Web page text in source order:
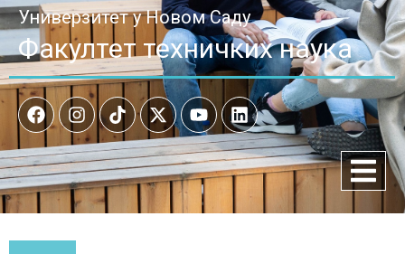
Универзитет у Новом Саду
Факултет техничких наука